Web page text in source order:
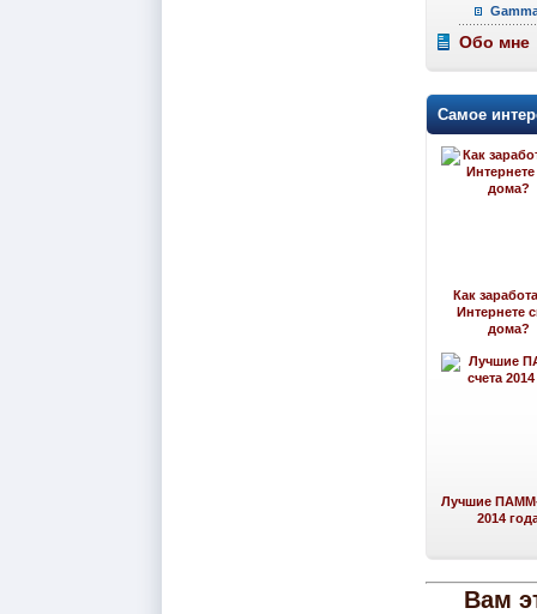
Обо мне
Самое
Как
Интернете
дома?
Лучшие ПАММ-
2014
Вам